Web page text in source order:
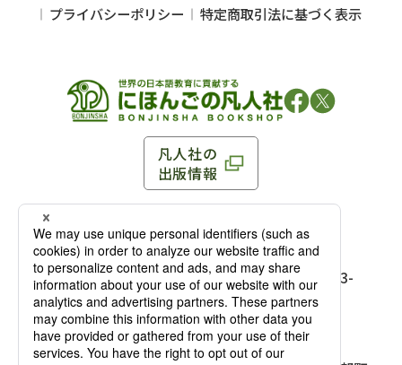
凡人社の
出版情報
〒102-0093 東京都千代田区平河町 1-3-13 8F
TEL：03-3263-3959／FAX：03-3263-3116
麹町店
〒102-0093 東京都千代田区平河町1-3-
13 8F［アクセス］
TEL：03-3239-8673／FAX：03-3263-
3116
プライバシーポリシー
特定商取引法に基づく表示